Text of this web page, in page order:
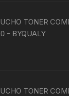
TONER
- BYQUALY
TONER